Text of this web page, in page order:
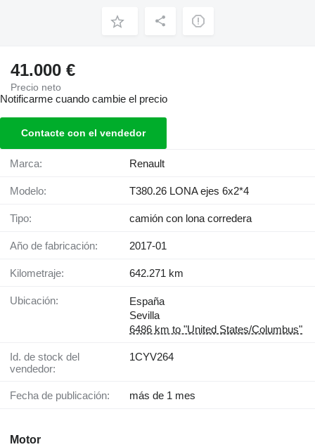
41.000 €
Precio neto
Notificarme cuando cambie el precio
Contacte con el vendedor
Marca: Renault
Modelo: T380.26 LONA ejes 6x2*4
Tipo: camión con lona corredera
Año de fabricación: 2017-01
Kilometraje: 642.271 km
Ubicación:
España
Sevilla
6486 km to "United States/Columbus"
Id. de stock del
vendedor:
1CYV264
Fecha de publicación: más de 1 mes
Motor